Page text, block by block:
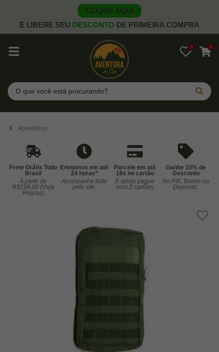
CLIQUE AQUI
E LIBERE SEU DESCONTO DE PRIMEIRA COMPRA
0 0
Pesquisar
Acessórios
Frete Grátis Todo
Brasil
À partir de
R$199,00 (Veja
Regras)
Enviamos em até
24 horas*
Acompanhe tudo
pelo site.
Parcele em até
18x no cartão
E ainda pague
com 2 cartões
Ganhe 10% de
Desconto
No PIX, Boleto ou
Depósito.